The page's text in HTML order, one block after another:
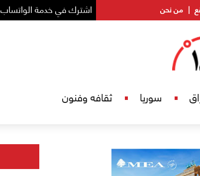
اشترك في خدمة الواتساب من نحن
سوريا ثقافه وفنون